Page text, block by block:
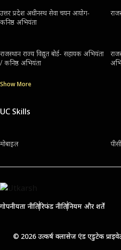
उत्तर प्रदेश अधीनस्थ सेवा चयन आयोग-
कनिष्ठ अभियंता
राजस्थान राज्य विद्युत बोर्ड- सहायक अभियंता
/ कनिष्ठ अभियंता
Show More
UC Skills
मोबाइल
गोपनीयता नीतिरिफंड नीतिनियम और शर्तें
© 2026 उत्कर्ष क्लासेज एंड एडुटेक